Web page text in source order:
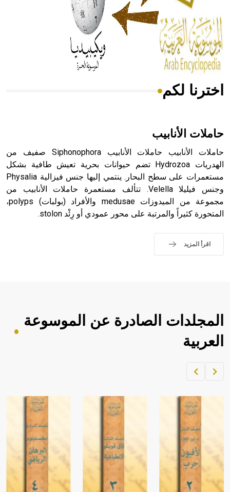
- هل تعلم أن المرجان إفراز حيواني يتكون في البحر ويتركب
من مادة كربونات الكلسيوم، وهو أحمر أو شديد الحمرة وهو
أجود أنواعه، ويمتاز بكبر الحجم ويسمى الش
هل تعلم أن الأبسيد كلمة فرنسية اللفظ تم اعتمادها مصطلحاً
- هل تعلم أن أبجر Abgar اسم معروف جيداً يعود إلى عدد من
الملوك الذين حكموا مدينة إديسا (الرها) من أبجر الأول وحتى
التاسع، وهم ينتسبون إلى أسرة أوسروين
اخترنا لكم
حاملات الأنابيب
حاملات الأنابيب حاملات الأنابيب Siphonophora صفيف من
الهدريات Hydrozoa تضم حيوانات بحرية تعيش طافية بشكل
مستعمرات على سطح البحار. ينتمي إليها جنس فيزالية Physalia
وجنس فيليلا Velella. تتألف مستعمرة حاملات الأنابيب من
مجموعة من الميدوزات medusae والأفراد (بولبات) polyps،
المتحورة كثيراً والمرتبة على محور عمودي أو رِئْد stolon.
اقرأ المزيد
المجلدات الصادرة عن الموسوعة
العربية